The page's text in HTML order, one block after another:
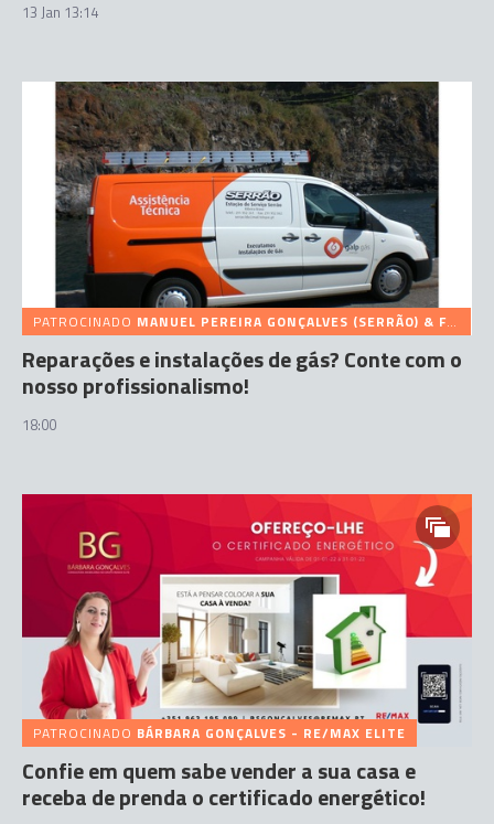
13 Jan 13:14
PATROCINADO MANUEL PEREIRA GONÇALVES (SERRÃO) & FILHOS, LDA
Reparações e instalações de gás? Conte com o
nosso profissionalismo!
18:00
PATROCINADO BÁRBARA GONÇALVES - RE/MAX ELITE
Confie em quem sabe vender a sua casa e
receba de prenda o certificado energético!